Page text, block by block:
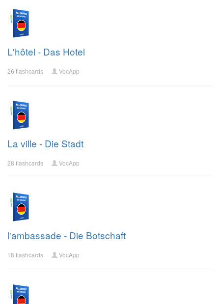
L'hôtel - Das Hotel
26 flashcards VocApp
La ville - Die Stadt
28 flashcards VocApp
l'ambassade - Die Botschaft
18 flashcards VocApp